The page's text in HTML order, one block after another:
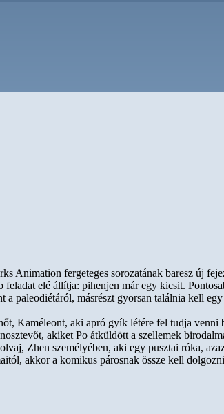
Animation fergeteges sorozatának baresz új
elé állítja: pihenjen már egy kicsit.
paleodiétáról, másrészt gyorsan találnia kell
Kaméleont, aki apró gyík létére fel tudja
akiket Po átküldött a szellemek
Zhen személyében, aki egy pusztai róka,
akkor a komikus párosnak össze kell